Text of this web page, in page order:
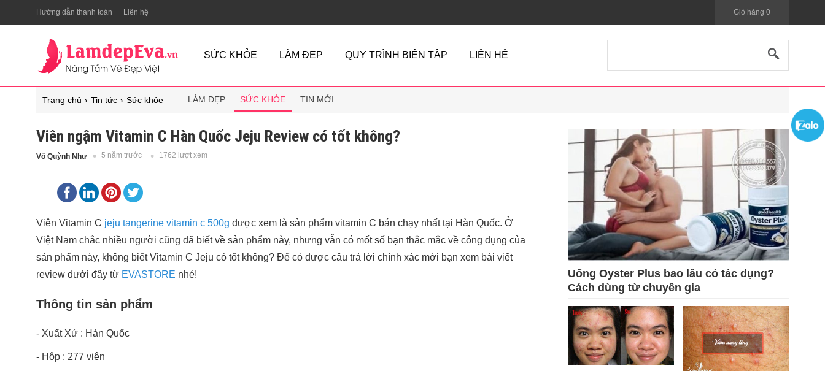
Hướng dẫn thanh toán Liên hệ Giỏ hàng 0
SỨC KHỎE LÀM ĐẸP QUY TRÌNH BIÊN TẬP LIÊN HỆ
Trang chủ Tin tức Sức khỏe LÀM ĐẸP SỨC KHỎE TIN MỚI
Viên ngậm Vitamin C Hàn Quốc Jeju Review có tốt không?
Võ Quỳnh Như 5 năm trước 1762 lượt xem
Viên Vitamin C jeju tangerine vitamin c 500g được xem là sản phẩm vitamin C bán chạy nhất tại Hàn Quốc. Ở
Việt Nam chắc nhiều người cũng đã biết về sản phẩm này, nhưng vẫn có mốt số bạn thắc mắc về công dụng của
sản phẩm này, không biết Vitamin C Jeju có tốt không? Để có được câu trả lời chính xác mời bạn xem bài viết
review dưới đây từ EVASTORE nhé!
Thông tin sản phẩm
- Xuất Xứ : Hàn Quốc
- Hộp : 277 viên
Uống Oyster Plus bao lâu có tác dụng?
Cách dùng từ chuyên gia